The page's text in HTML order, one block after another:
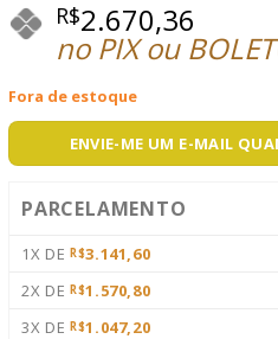
R$2.670,36
no PIX ou
Fora de estoque
ENVIE-ME UM E-MAIL
PARCELAMENTO
1X DE R$3.141,60
2X DE R$1.570,80
3X DE R$1.047,20